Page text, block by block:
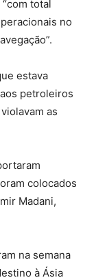
total
no
estava
petroleiros
as
colocados
Madani,
na semana
à Ásia